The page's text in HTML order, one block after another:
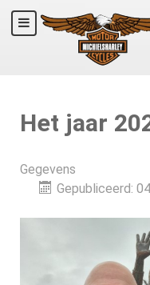
Het jaar
Gegevens
Gepubliceerd: